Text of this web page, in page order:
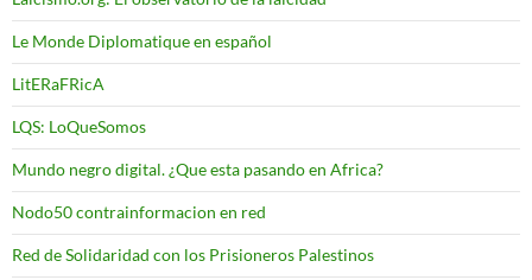
Le Monde Diplomatique en español
LitERaFRicA
LQS: LoQueSomos
Mundo negro digital. ¿Que esta pasando en Africa?
Nodo50 contrainformacion en red
Red de Solidaridad con los Prisioneros Palestinos